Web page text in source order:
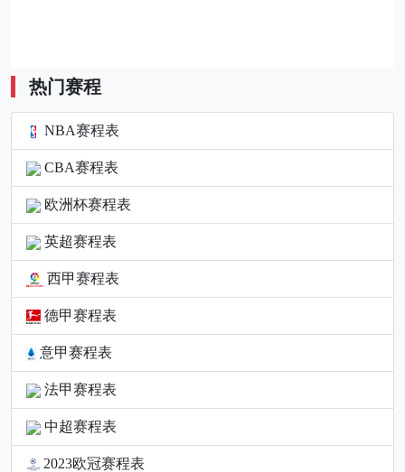
热门赛程
NBA赛程表
CBA赛程表
欧洲杯赛程表
英超赛程表
西甲赛程表
德甲赛程表
意甲赛程表
法甲赛程表
中超赛程表
2023欧冠赛程表